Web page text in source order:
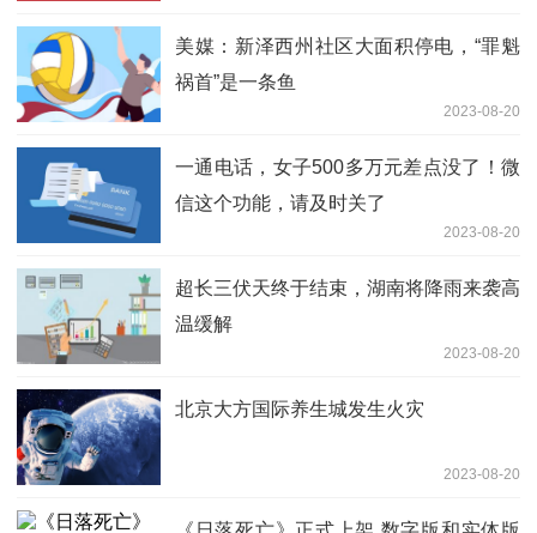
美媒：新泽西州社区大面积停电，“罪魁
祸首”是一条鱼
2023-08-20
一通电话，女子500多万元差点没了！微
信这个功能，请及时关了
2023-08-20
超长三伏天终于结束，湖南将降雨来袭高
温缓解
2023-08-20
北京大方国际养生城发生火灾
2023-08-20